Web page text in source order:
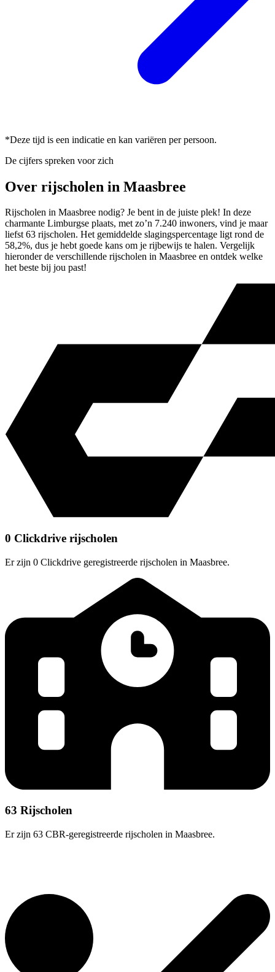
*Deze tijd is een indicatie en kan variëren per persoon.
De cijfers spreken voor zich
Over rijscholen in Maasbree
Rijscholen in Maasbree nodig? Je bent in de juiste plek! In deze
charmante Limburgse plaats, met zo’n 7.240 inwoners, vind je maar
liefst 63 rijscholen. Het gemiddelde slagingspercentage ligt rond de
58,2%, dus je hebt goede kans om je rijbewijs te halen. Vergelijk
hieronder de verschillende rijscholen in Maasbree en ontdek welke
het beste bij jou past!
0 Clickdrive rijscholen
Er zijn 0 Clickdrive geregistreerde rijscholen in Maasbree.
63 Rijscholen
Er zijn 63 CBR-geregistreerde rijscholen in Maasbree.